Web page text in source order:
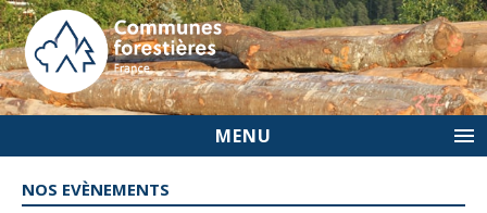
MENU
NOS EVÈNEMENTS